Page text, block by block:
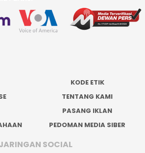
KODE ETIK
TENTANG KAMI
PASANG IKLAN
PEDOMAN MEDIA SIBER
SOCIAL